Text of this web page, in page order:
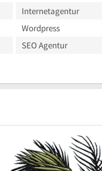
Internetagentur
Wordpress
SEO Agentur